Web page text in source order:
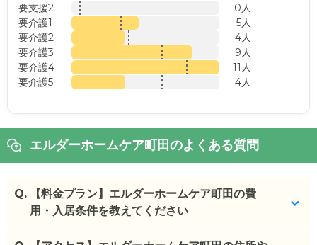
要支援2
0人
要介護1
5人
要介護2
4人
要介護3
9人
要介護4
11人
要介護5
4人
エルダーホームケア町田のよくある質問
Q.
【料金プラン】エルダーホームケア町田の費
用・入居条件を教えてください